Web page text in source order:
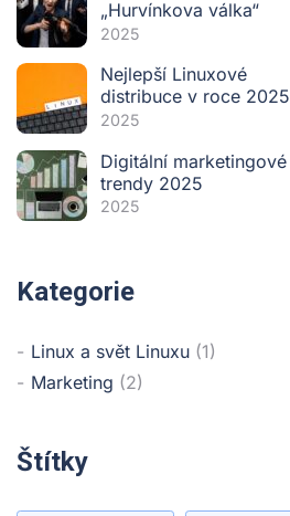
„Hurvínkova válka“
2025
Nejlepší Linuxové
distribuce v roce 2025
2025
Digitální marketingové
trendy 2025
2025
Kategorie
Linux a svět Linuxu (1)
Marketing (2)
Štítky